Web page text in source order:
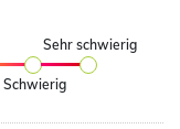
Schwierig
Sehr schwierig